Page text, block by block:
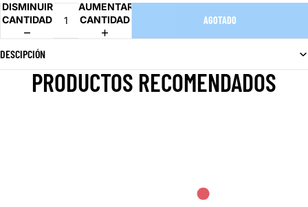
DISMINUIR
CANTIDAD
AUMENTAR
CANTIDAD
AGOTADO
DESCIPCIÓN
PRODUCTOS RECOMENDADOS